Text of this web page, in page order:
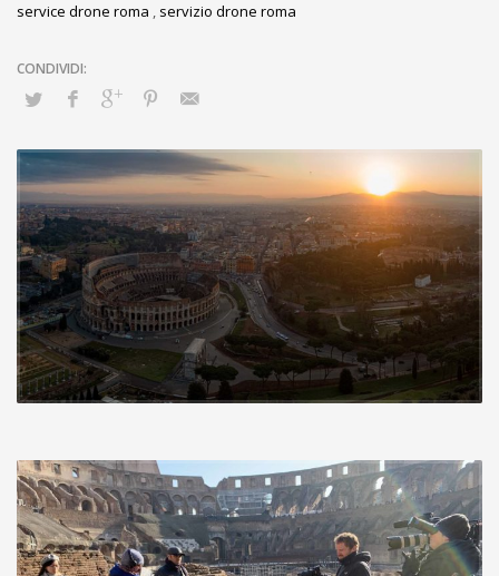
service drone roma , servizio drone roma